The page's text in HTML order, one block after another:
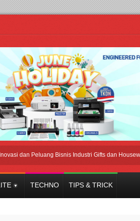
Peluang Bisnis Industri Gifts dan Housewares
TECHNO TIPS & TRICK